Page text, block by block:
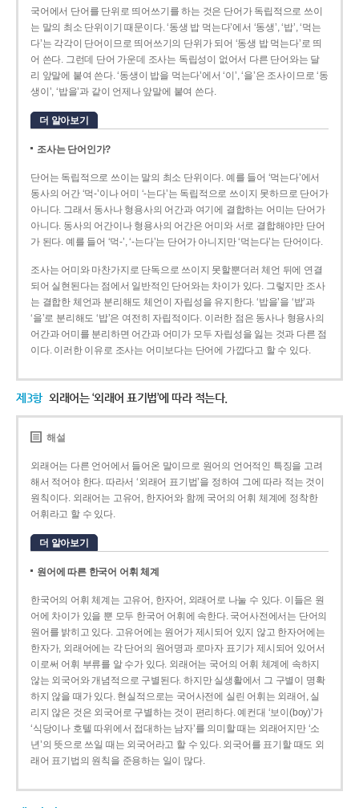
국어에서 단어를 단위로 띄어쓰기를 하는 것은 단어가 독립적으로 쓰이
는 말의 최소 단위이기 때문이다. ‘동생 밥 먹는다’에서 ‘동생’, ‘밥’, ‘먹는
다’는 각각이 단어이므로 띄어쓰기의 단위가 되어 ‘동생 밥 먹는다’로 띄
어 쓴다. 그런데 단어 가운데 조사는 독립성이 없어서 다른 단어와는 달
리 앞말에 붙여 쓴다. ‘동생이 밥을 먹는다’에서 ‘이’, ‘을’은 조사이므로 ‘동
생이’, ‘밥을’과 같이 언제나 앞말에 붙여 쓴다.
더 알아보기
조사는 단어인가?
단어는 독립적으로 쓰이는 말의 최소 단위이다. 예를 들어 ‘먹는다’에서
동사의 어간 ‘먹-­’이나 어미 ‘­-는다’는 독립적으로 쓰이지 못하므로 단어가
아니다. 그래서 동사나 형용사의 어간과 여기에 결합하는 어미는 단어가
아니다. 동사의 어간이나 형용사의 어간은 어미와 서로 결합해야만 단어
가 된다. 예를 들어 ‘먹-’, ‘-는다’는 단어가 아니지만 ‘먹는다’는 단어이다.
조사는 어미와 마찬가지로 단독으로 쓰이지 못할뿐더러 체언 뒤에 연결
되어 실현된다는 점에서 일반적인 단어와는 차이가 있다. 그렇지만 조사
는 결합한 체언과 분리해도 체언이 자립성을 유지한다. ‘밥을’을 ‘밥’과
‘을’로 분리해도 ‘밥’은 여전히 자립적이다. 이러한 점은 동사나 형용사의
어간과 어미를 분리하면 어간과 어미가 모두 자립성을 잃는 것과 다른 점
이다. 이러한 이유로 조사는 어미보다는 단어에 가깝다고 할 수 있다.
제3항 외래어는 ‘외래어 표기법’에 따라 적는다.
해설
외래어는 다른 언어에서 들어온 말이므로 원어의 언어적인 특징을 고려
해서 적어야 한다. 따라서 ‘외래어 표기법’을 정하여 그에 따라 적는 것이
원칙이다. 외래어는 고유어, 한자어와 함께 국어의 어휘 체계에 정착한
어휘라고 할 수 있다.
더 알아보기
원어에 따른 한국어 어휘 체계
한국어의 어휘 체계는 고유어, 한자어, 외래어로 나눌 수 있다. 이들은 원
어에 차이가 있을 뿐 모두 한국어 어휘에 속한다. 국어사전에서는 단어의
원어를 밝히고 있다. 고유어에는 원어가 제시되어 있지 않고 한자어에는
한자가, 외래어에는 각 단어의 원어명과 로마자 표기가 제시되어 있어서
이로써 어휘 부류를 알 수가 있다. 외래어는 국어의 어휘 체계에 속하지
않는 외국어와 개념적으로 구별된다. 하지만 실생활에서 그 구별이 명확
하지 않을 때가 있다. 현실적으로는 국어사전에 실린 어휘는 외래어, 실
리지 않은 것은 외국어로 구별하는 것이 편리하다. 예컨대 ‘보이(boy)’가
‘식당이나 호텔 따위에서 접대하는 남자’를 의미할 때는 외래어지만 ‘소
년’의 뜻으로 쓰일 때는 외국어라고 할 수 있다. 외국어를 표기할 때도 외
래어 표기법의 원칙을 준용하는 일이 많다.